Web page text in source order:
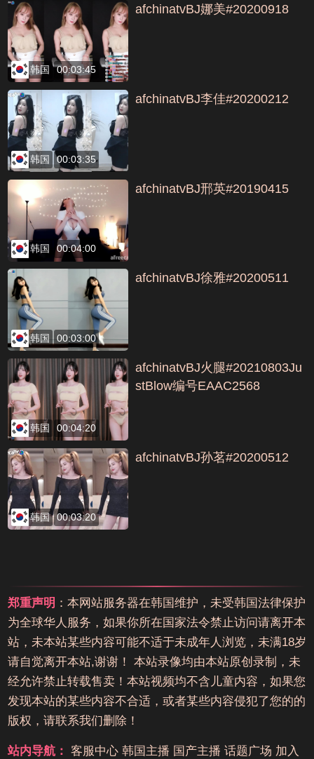
韩国 00:03:45
afchinatvBJ娜美#20200918
韩国 00:03:35
afchinatvBJ李佳#20200212
韩国 00:04:00
afchinatvBJ邢英#20190415
韩国 00:03:00
afchinatvBJ徐雅#20200511
韩国 00:04:20
afchinatvBJ火腿#20210803Ju
stBlow编号EAAC2568
韩国 00:03:20
afchinatvBJ孙茗#20200512
郑重声明 ：本网站服务器在韩国维护，未受韩国法律保护
为全球华人服务，如果你所在国家法令禁止访问请离开本
站，未本站某些内容可能不适于未成年人浏览，未满18岁
请自觉离开本站,谢谢！ 本站录像均由本站原创录制，未
经允许禁止转载售卖！本站视频均不含儿童内容，如果您
发现本站的某些内容不合适，或者某些内容侵犯了您的的
版权，请联系我们删除！
站内导航： 客服中心 韩国主播 国产主播 话题广场 加入